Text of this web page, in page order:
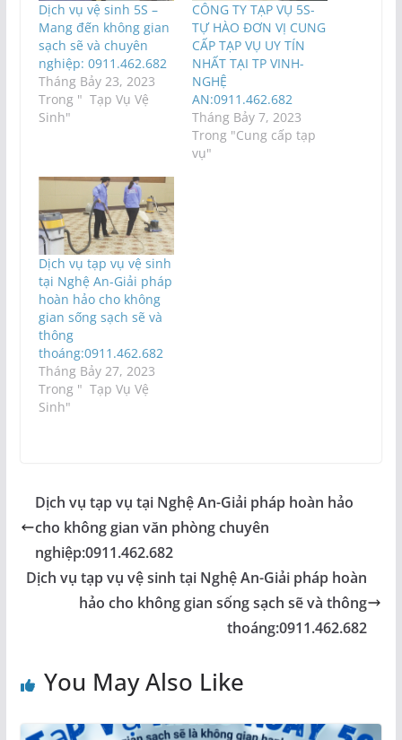
Dịch vụ vệ sinh 5S –
Mang đến không gian
sạch sẽ và chuyên
nghiệp: 0911.462.682
Tháng Bảy 23, 2023
Trong " Tạp Vụ Vệ
Sinh"
CÔNG TY TẠP VỤ 5S-
TỰ HÀO ĐƠN VỊ CUNG
CẤP TẠP VỤ UY TÍN
NHẤT TẠI TP VINH-
NGHỆ
AN:0911.462.682
Tháng Bảy 7, 2023
Trong "Cung cấp tạp
vụ"
Dịch vụ tạp vụ vệ sinh
tại Nghệ An-Giải pháp
hoàn hảo cho không
gian sống sạch sẽ và
thông
thoáng:0911.462.682
Tháng Bảy 27, 2023
Trong " Tạp Vụ Vệ
Sinh"
Dịch vụ tạp vụ tại Nghệ An-Giải pháp hoàn hảo
cho không gian văn phòng chuyên
nghiệp:0911.462.682
Dịch vụ tạp vụ vệ sinh tại Nghệ An-Giải pháp hoàn
hảo cho không gian sống sạch sẽ và thông
thoáng:0911.462.682
You May Also Like